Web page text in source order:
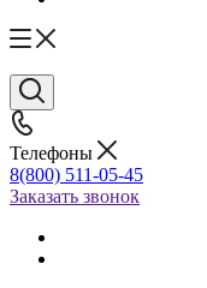
Телефоны
8(800) 511-05-45
Заказать звонок